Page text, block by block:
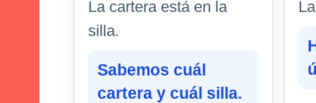
La cartera está en la
silla.
Sabemos cuál
cartera y cuál silla.